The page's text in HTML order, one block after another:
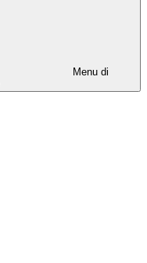
Menu di